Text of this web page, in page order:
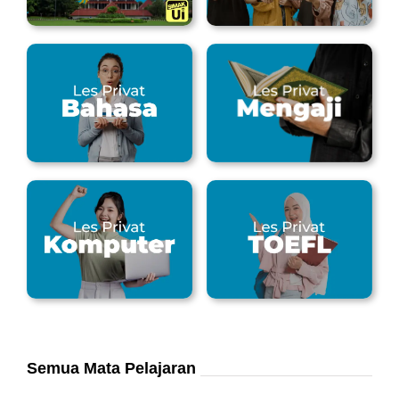
Semua Mata Pelajaran